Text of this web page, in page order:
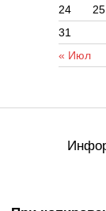
« Июл
24
25
31